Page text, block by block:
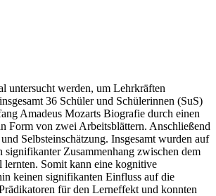
untersucht werden, um Lehrkräften
36 Schüler und Schülerinnen (SuS)
Amadeus Mozarts Biografie durch einen
Form von zwei Arbeitsblättern. Anschließend
Selbsteinschätzung. Insgesamt wurden auf
Zusammenhang zwischen dem
Somit kann eine kognitive
keinen signifikanten Einfluss auf die
für den Lerneffekt und konnten